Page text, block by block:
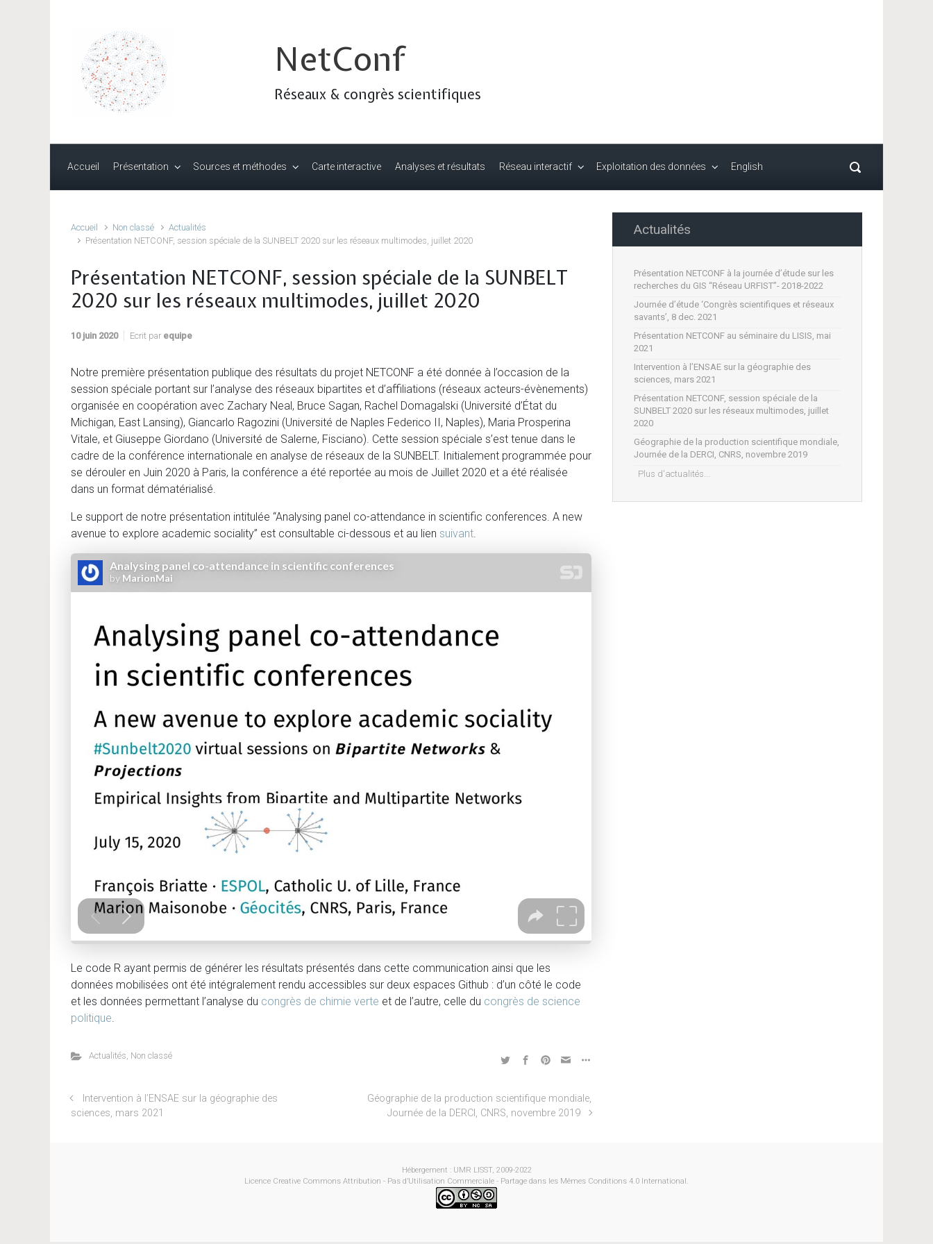
NetConf
Réseaux & congrès scientifiques
Accueil Présentation Sources et méthodes Carte interactive Analyses et résultats Réseau interactif Exploitation des données English
Accueil Non classé
Actualités
Présentation NETCONF, session spéciale de la SUNBELT 2020 sur les réseaux multimodes, juillet 2020
Présentation NETCONF, session spéciale de la SUNBELT
2020 sur les réseaux multimodes, juillet 2020
10 juin 2020 Ecrit par equipe
Notre première présentation publique des résultats du projet NETCONF a été donnée à l’occasion de la
session spéciale portant sur l’analyse des réseaux bipartites et d’affiliations (réseaux acteurs-évènements)
organisée en coopération avec Zachary Neal, Bruce Sagan, Rachel Domagalski (Université d’État du
Michigan, East Lansing), Giancarlo Ragozini (Université de Naples Federico II, Naples), Maria Prosperina
Vitale, et Giuseppe Giordano (Université de Salerne, Fisciano). Cette session spéciale s’est tenue dans le
cadre de la conférence internationale en analyse de réseaux de la SUNBELT. Initialement programmée pour
se dérouler en Juin 2020 à Paris, la conférence a été reportée au mois de Juillet 2020 et a été réalisée
dans un format dématérialisé.
Le support de notre présentation intitulée “Analysing panel co-attendance in scientific conferences. A new
avenue to explore academic sociality” est consultable ci-dessous et au lien suivant.
Le code R ayant permis de générer les résultats présentés dans cette communication ainsi que les
données mobilisées ont été intégralement rendu accessibles sur deux espaces Github : d’un côté le code
et les données permettant l’analyse du congrès de chimie verte et de l’autre, celle du congrès de science
politique.
Actualités, Non classé
Intervention à l’ENSAE sur la géographie des
sciences, mars 2021
Géographie de la production scientifique mondiale,
Journée de la DERCI, CNRS, novembre 2019
Actualités
Présentation NETCONF à la journée d’étude sur les
recherches du GIS “Réseau URFIST”- 2018-2022
Journée d’étude ‘Congrès scientifiques et réseaux
savants’, 8 dec. 2021
Présentation NETCONF au séminaire du LISIS, mai
2021
Intervention à l’ENSAE sur la géographie des
sciences, mars 2021
Présentation NETCONF, session spéciale de la
SUNBELT 2020 sur les réseaux multimodes, juillet
2020
Géographie de la production scientifique mondiale,
Journée de la DERCI, CNRS, novembre 2019
Plus d'actualités...
Hébergement : UMR LISST, 2009-2022
Licence Creative Commons Attribution - Pas d’Utilisation Commerciale - Partage dans les Mêmes Conditions 4.0 International.